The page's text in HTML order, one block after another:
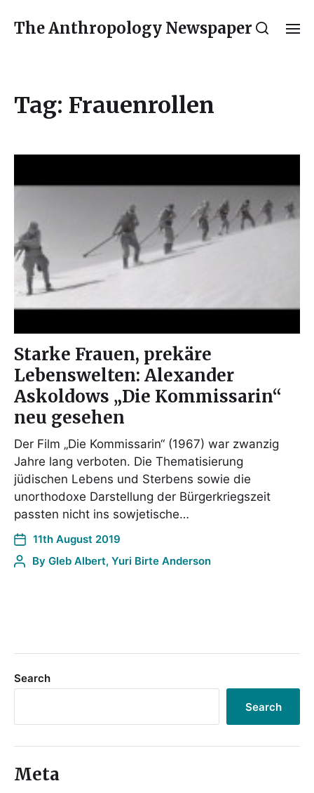
The Anthropology Newspaper
Tag: Frauenrollen
Starke Frauen, prekäre
Lebenswelten: Alexander
Askoldows „Die Kommissarin“
neu gesehen
Der Film „Die Kommissarin“ (1967) war zwanzig
Jahre lang verboten. Die Thematisierung
jüdischen Lebens und Sterbens sowie die
unorthodoxe Darstellung der Bürgerkriegszeit
passten nicht ins sowjetische…
11th August 2019
By Gleb Albert, Yuri Birte Anderson
Search
Search
Meta